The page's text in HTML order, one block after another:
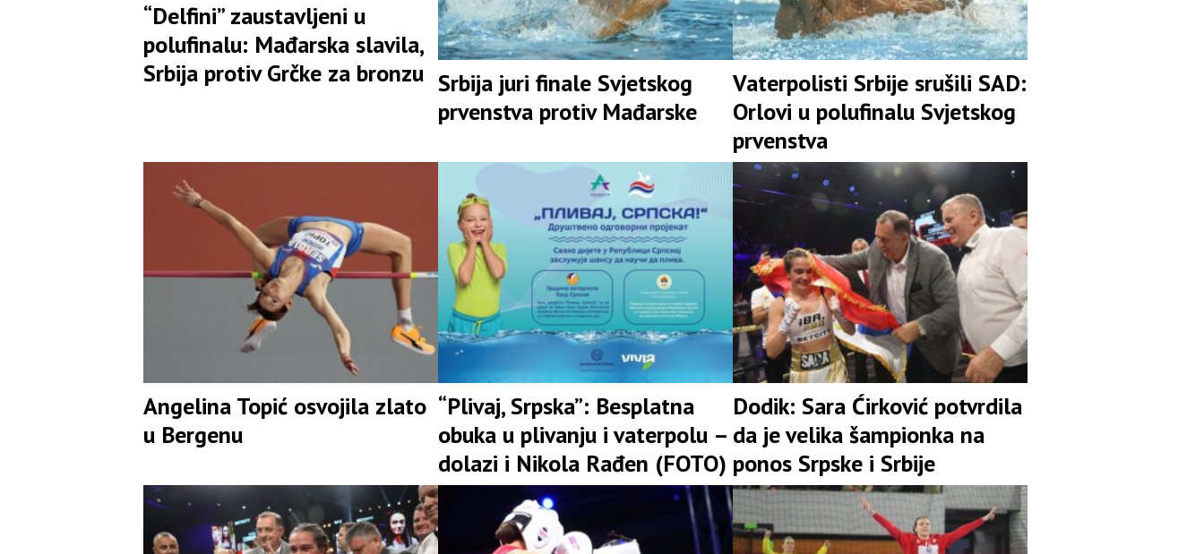
“Delfini” zaustavljeni u
polufinalu: Mađarska slavila,
Srbija protiv Grčke za bronzu Srbija juri finale Svjetskog
prvenstva protiv Mađarske
Vaterpolisti Srbije srušili SAD:
Orlovi u polufinalu Svjetskog
prvenstva
Angelina Topić osvojila zlato
u Bergenu
“Plivaj, Srpska”: Besplatna
obuka u plivanju i vaterpolu –
dolazi i Nikola Rađen (FOTO)
Dodik: Sara Ćirković potvrdila
da je velika šampionka na
ponos Srpske i Srbije